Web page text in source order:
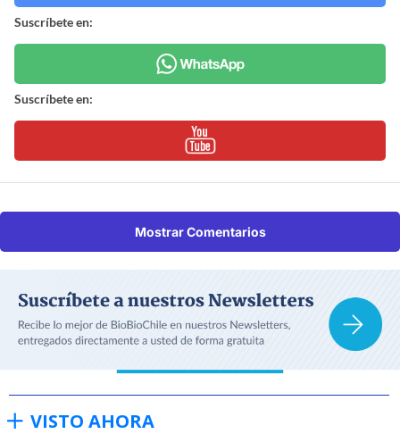
Suscríbete en:
Suscríbete en:
Mostrar Comentarios
VISTO AHORA